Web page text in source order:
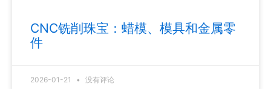
CNC铣削珠宝：蜡模、模具和金属零
件
2026-01-21 没有评论